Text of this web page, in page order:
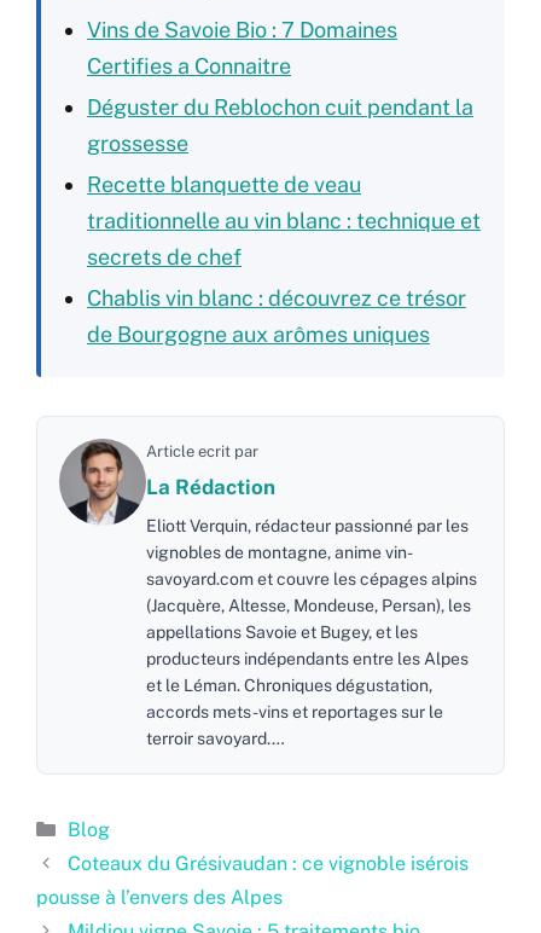
Vins de Savoie Bio : 7 Domaines
Certifies a Connaitre
Déguster du Reblochon cuit pendant la
grossesse
Recette blanquette de veau
traditionnelle au vin blanc : technique et
secrets de chef
Chablis vin blanc : découvrez ce trésor
de Bourgogne aux arômes uniques
Article ecrit par
La Rédaction
Eliott Verquin, rédacteur passionné par les
vignobles de montagne, anime vin-
savoyard.com et couvre les cépages alpins
(Jacquère, Altesse, Mondeuse, Persan), les
appellations Savoie et Bugey, et les
producteurs indépendants entre les Alpes
et le Léman. Chroniques dégustation,
accords mets-vins et reportages sur le
terroir savoyard.…
Catégories
Blog
Coteaux du Grésivaudan : ce vignoble isérois
pousse à l’envers des Alpes